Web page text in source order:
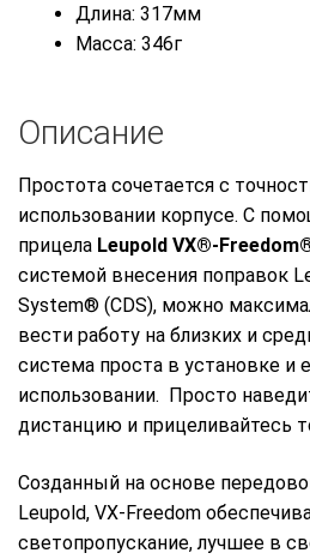
Длина: 317мм
Масса: 346г
Описание
Простота сочетается с
использовании корпусе. С
прицела Leupold VX®-
системой внесения поправок
System® (CDS), можно
вести работу на близких и
система проста в установке и
использовании. Просто
дистанцию и прицеливайтесь
Созданный на основе
Leupold, VX-Freedom
светопропускание, лучшее в